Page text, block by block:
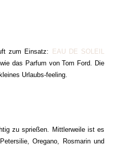
zum Einsatz:
EAU DE SOLEIL
das Parfum von Tom Ford. Die
Urlaubs-feeling.
zu sprießen. Mittlerweile ist es
Oregano, Rosmarin und